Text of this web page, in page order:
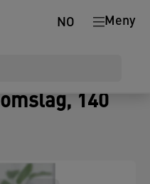
Meny
NO
140